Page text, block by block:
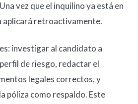
vez que el inquilino ya está en
aplicará retroactivamente.
investigar al candidato a
de riesgo, redactar el
legales correctos, y
póliza como respaldo. Este